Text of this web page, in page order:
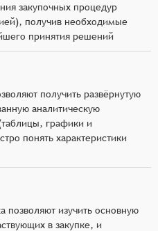
закупочных процедур
получив необходимые
принятия решений
получить развёрнутую
аналитическую
графики и
понять характеристики
позволяют изучить основную
в закупке, и